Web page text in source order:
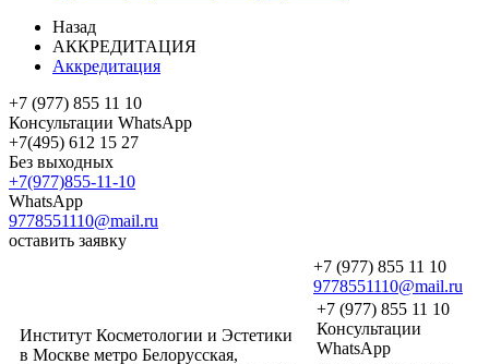
Назад
АККРЕДИТАЦИЯ
Аккредитация
+7 (977) 855 11 10
Консультации WhatsApp
+7(495) 612 15 27
Без выходных
+7(977)855-11-10
WhatsApp
9778551110@mail.ru
оставить заявку
Институт Косметологии и Эстетики
в Москве метро Белорусская,
+7 (977) 855 11 10
9778551110@mail.ru
+7 (977) 855 11 10
Консультации
WhatsApp